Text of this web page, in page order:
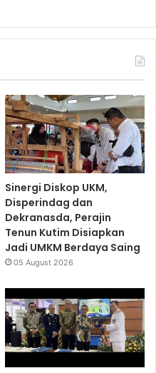
Sinergi Diskop UKM,
Disperindag dan
Dekranasda, Perajin
Tenun Kutim Disiapkan
Jadi UMKM Berdaya Saing
05 August 2026